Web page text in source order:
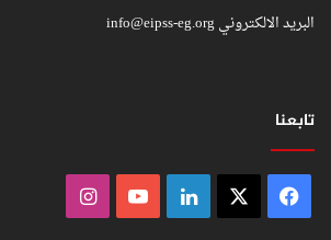
البريد الالكترونيinfo@eipss-eg.org
تابعنا
فيسبوك لينكدإن‫YouTubeانستقرام